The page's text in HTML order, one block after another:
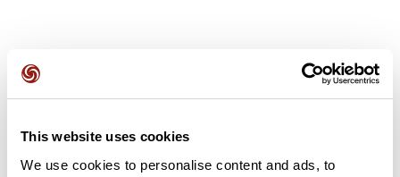
This website uses cookies
We use cookies to personalise content and ads, to
Avis des utilisateurs
Soyez le premier à ajouter un avis !